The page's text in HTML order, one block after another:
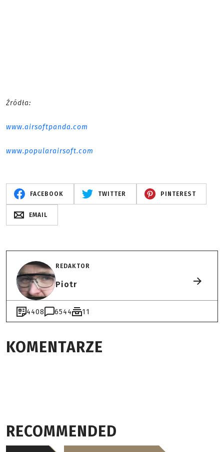
Źródła:
www.airsoftpanda.com
www.popularairsoft.com
FACEBOOK TWITTER PINTEREST
EMAIL
REDAKTOR
Piotr
4408 6544 11
KOMENTARZE
RECOMMENDED